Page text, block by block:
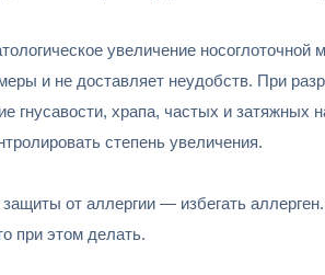
увеличение носоглоточной
и не доставляет неудобств. При
гнусавости, храпа, частых и
степень увеличения.
от аллергии — избегать
при этом делать.